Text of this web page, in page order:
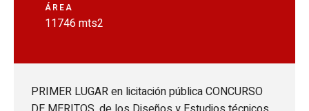
ÁREA
11746 mts2
PRIMER LUGAR en licitación pública CONCURSO